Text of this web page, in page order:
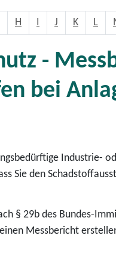
H I J K L
-
bei
Industrie-
Sie den
§ 29b des Bundes-
Messbericht